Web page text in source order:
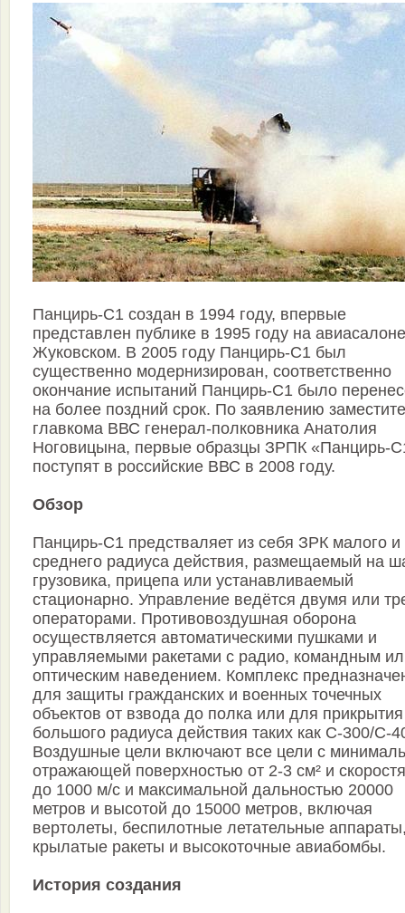
Панцирь-С1 создан в 1994 году, впервые
представлен публике в 1995 году на
Жуковском. В 2005 году Панцирь-С1 был
существенно модернизирован, соответственно
окончание испытаний Панцирь-С1 было
на более поздний срок. По заявлению
главкома ВВС генерал-полковника Анатолия
Ноговицына, первые образцы ЗРПК «Панцирь-
поступят в российские ВВС в 2008 году.
Обзор
Панцирь-С1 предстваляет из себя ЗРК малого и
среднего радиуса действия, размещаемый на
грузовика, прицепа или устанавливаемый
стационарно. Управление ведётся двумя или
операторами. Противовоздушная оборона
осуществляется автоматическими пушками и
управляемыми ракетами с радио, командным
оптическим наведением. Комплекс
для защиты гражданских и военных точечных
объектов от взвода до полка или для
большого радиуса действия таких как С-300/С-
Воздушные цели включают все цели с
отражающей поверхностью от 2-3 см² и
до 1000 м/с и максимальной дальностью 20000
метров и высотой до 15000 метров, включая
вертолеты, беспилотные летательные
крылатые ракеты и высокоточные авиабомбы.
История создания